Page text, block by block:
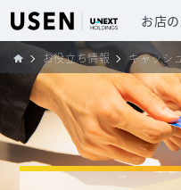
お店
お役立ち情報 キャッシ